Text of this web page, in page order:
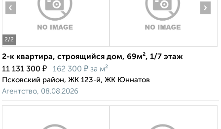
2/2
‹ ›
2-к квартира, строящийся дом, 69м², 1/7 этаж
11 131 300 ₽ 162 300 ₽ за м²
Псковский район, ЖК 123-й, ЖК Юннатов
Агентство, 08.08.2026